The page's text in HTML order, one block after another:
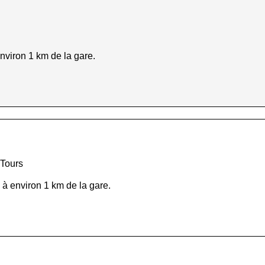
1 km de la gare.
environ 1 km de la gare.